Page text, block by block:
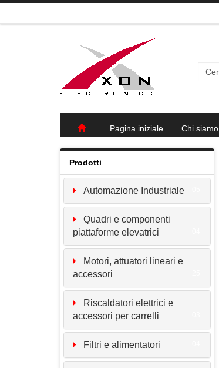
Pagina iniziale Chi siamo
Prodotti
Automazione Industriale
Quadri e componenti
piattaforme elevatrici
Motori, attuatori lineari e
accessori
Riscaldatori elettrici e
accessori per carrelli
Filtri e alimentatori